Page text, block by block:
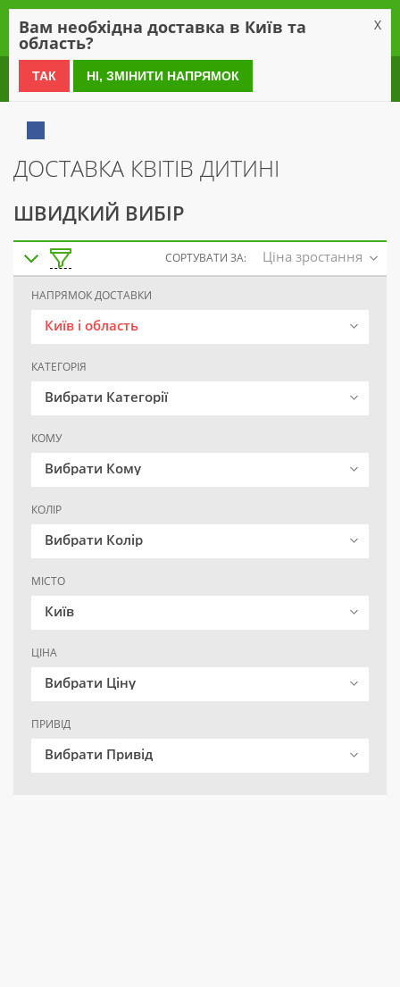
0 800 21 54 55
ДОСТАВКА КВІТІВ ДИТИНІ
ШВИДКИЙ ВИБІР
СОРТУВАТИ ЗА: Ціна зростання
НАПРЯМОК ДОСТАВКИ
Київ і область
КАТЕГОРІЯ
Вибрати Категорії
КОМУ
Вибрати Кому
КОЛІР
Вибрати Колір
МІСТО
Київ
ЦІНА
Вибрати Ціну
ПРИВІД
Вибрати Привід
Вам необхідна доставка в Київ та
область?
X
ТАК НІ, ЗМІНИТИ НАПРЯМОК